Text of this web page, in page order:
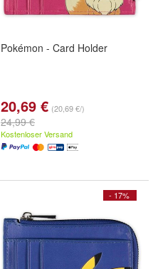
Pokémon - Card Holder
20,69 € (20,69 €/)
24,99 €
Kostenloser Versand
- 17%